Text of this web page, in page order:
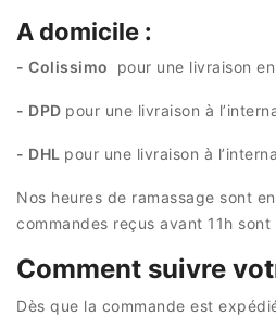
A domicile :
- Colissimo pour une livraison
- DPD pour une livraison à
- DHL pour une livraison à
Nos heures de ramassage sont
commandes reçus avant 11h
Comment suivre
Dès que la commande est